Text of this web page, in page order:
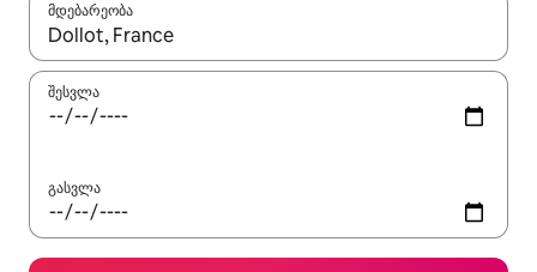
მდებარეობა
როცა შედეგები ხელმისაწვდომი გახდება, ნავიგაციისთვის
შესვლა
გასვლა